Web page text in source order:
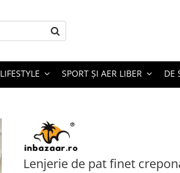
LIFESTYLE SPORT ȘI AER LIBER DE
Lenjerie de pat finet